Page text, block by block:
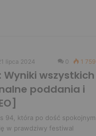
lipca 2024 0 1 759
Wyniki wszystkich
poddania i
94, która po dość spokojnym
w prawdziwy festiwal